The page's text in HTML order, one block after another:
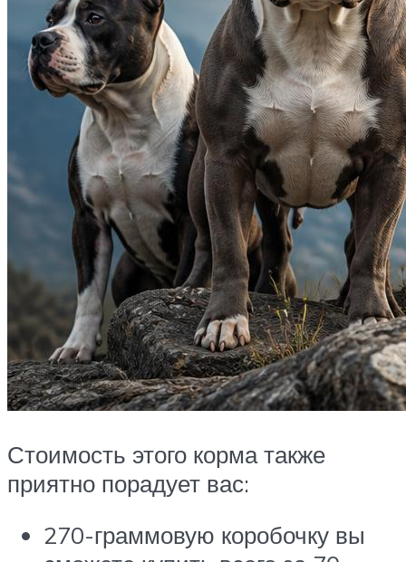
Стоимость этого корма также
приятно порадует вас:
270-граммовую коробочку вы